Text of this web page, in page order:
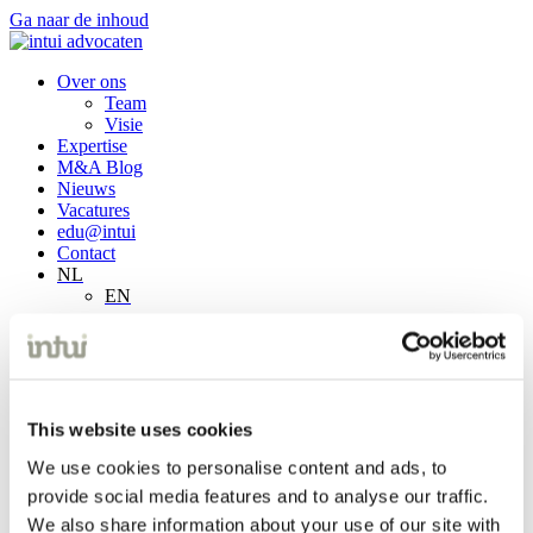
This website uses cookies
We use cookies to personalise content and ads, to
provide social media features and to analyse our traffic.
We also share information about your use of our site with
Ga naar de inhoud
Over ons
Team
Visie
Expertise
M&A Blog
Nieuws
Vacatures
edu@intui
Contact
NL
EN
Over ons
M&A Blog
Nieuws
Vacatures
edu@intui
Contact
NL